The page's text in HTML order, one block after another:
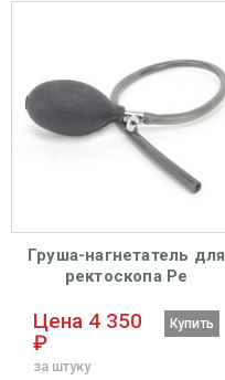
Груша-нагнетатель для
ректоскопа Ре
Цена 4 350
₽
за штуку
Купить